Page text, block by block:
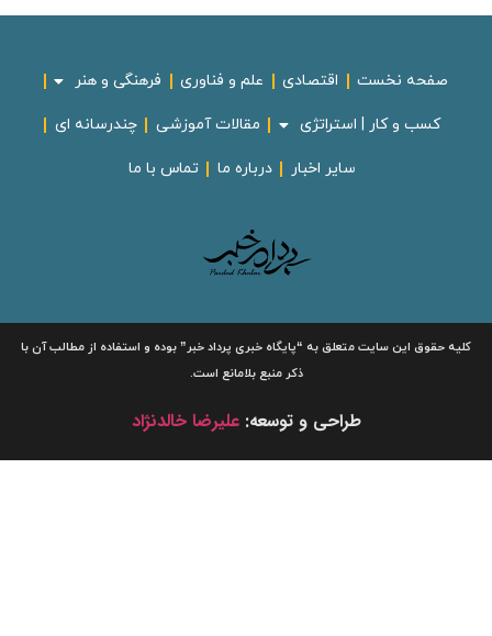
صفحه نخست اقتصادی علم و فناوری فرهنگی و هنر
کسب و کار | استراتژی مقالات آموزشی چندرسانه ای
سایر اخبار درباره ما تماس با ما
کلیه حقوق این سایت متعلق به“پایگاه خبریپرداد خبر”بوده و استفاده از مطالب آن با
ذکر منبع بلامانع است.
طراحی و توسعه:علیرضا خالدنژاد